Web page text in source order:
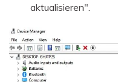
aktualisieren".